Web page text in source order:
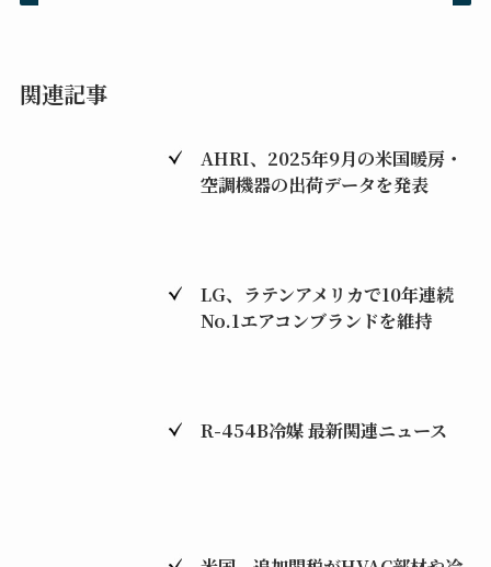
関連記事
AHRI、2025年9月の米国暖房・
空調機器の出荷データを発表
LG、ラテンアメリカで10年連続
No.1エアコンブランドを維持
R-454B冷媒 最新関連ニュース